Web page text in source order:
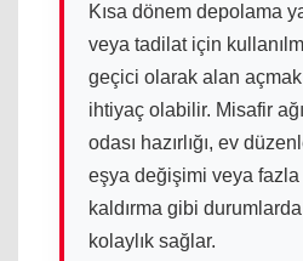
Kısa dönem depolama
veya tadilat için
geçici olarak alan
ihtiyaç olabilir. Misafir
odası hazırlığı, ev
eşya değişimi veya fazla
kaldırma gibi
kolaylık sağlar.